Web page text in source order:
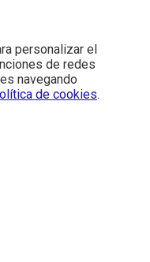
personalizar el
de redes
navegando
de cookies.